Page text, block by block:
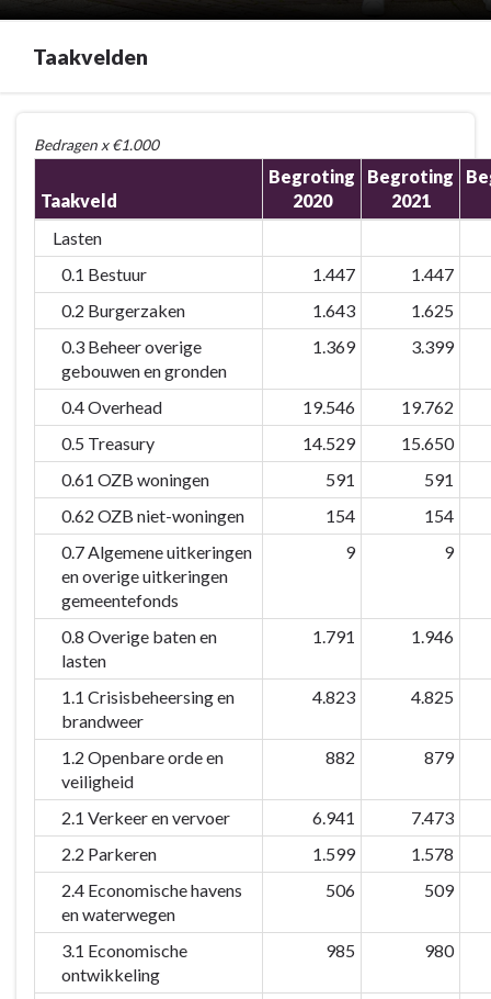
Taakvelden
Taakvelden
Taakvelden
Bedragen x €1.000
Taakveld
Begroting
2020
Begroting
2021
Lasten
0.1 Bestuur
1.447
1.447
0.2 Burgerzaken
1.643
1.625
0.3 Beheer overige
gebouwen en gronden
1.369 3.399
0.4 Overhead 19.546
19.762
0.5 Treasury
14.529
15.650
0.61 OZB woningen
591
591
0.62 OZB niet-woningen
154
154
0.7 Algemene uitkeringen
en overige uitkeringen
gemeentefonds
9 9
0.8 Overige baten en
lasten
1.791 1.946
1.1 Crisisbeheersing en
brandweer
4.823 4.825
1.2 Openbare orde en
veiligheid
882 879
2.1 Verkeer en vervoer 6.941
7.473
2.2 Parkeren
1.599
1.578
2.4 Economische havens
en waterwegen
506 509
3.1 Economische
ontwikkeling
985 980